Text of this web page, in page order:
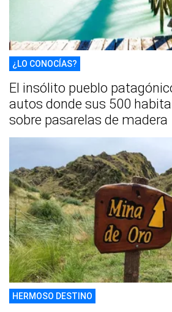
¿LO CONOCÍAS?
El insólito pueblo
autos donde sus 500
sobre pasarelas de madera
HERMOSO DESTINO